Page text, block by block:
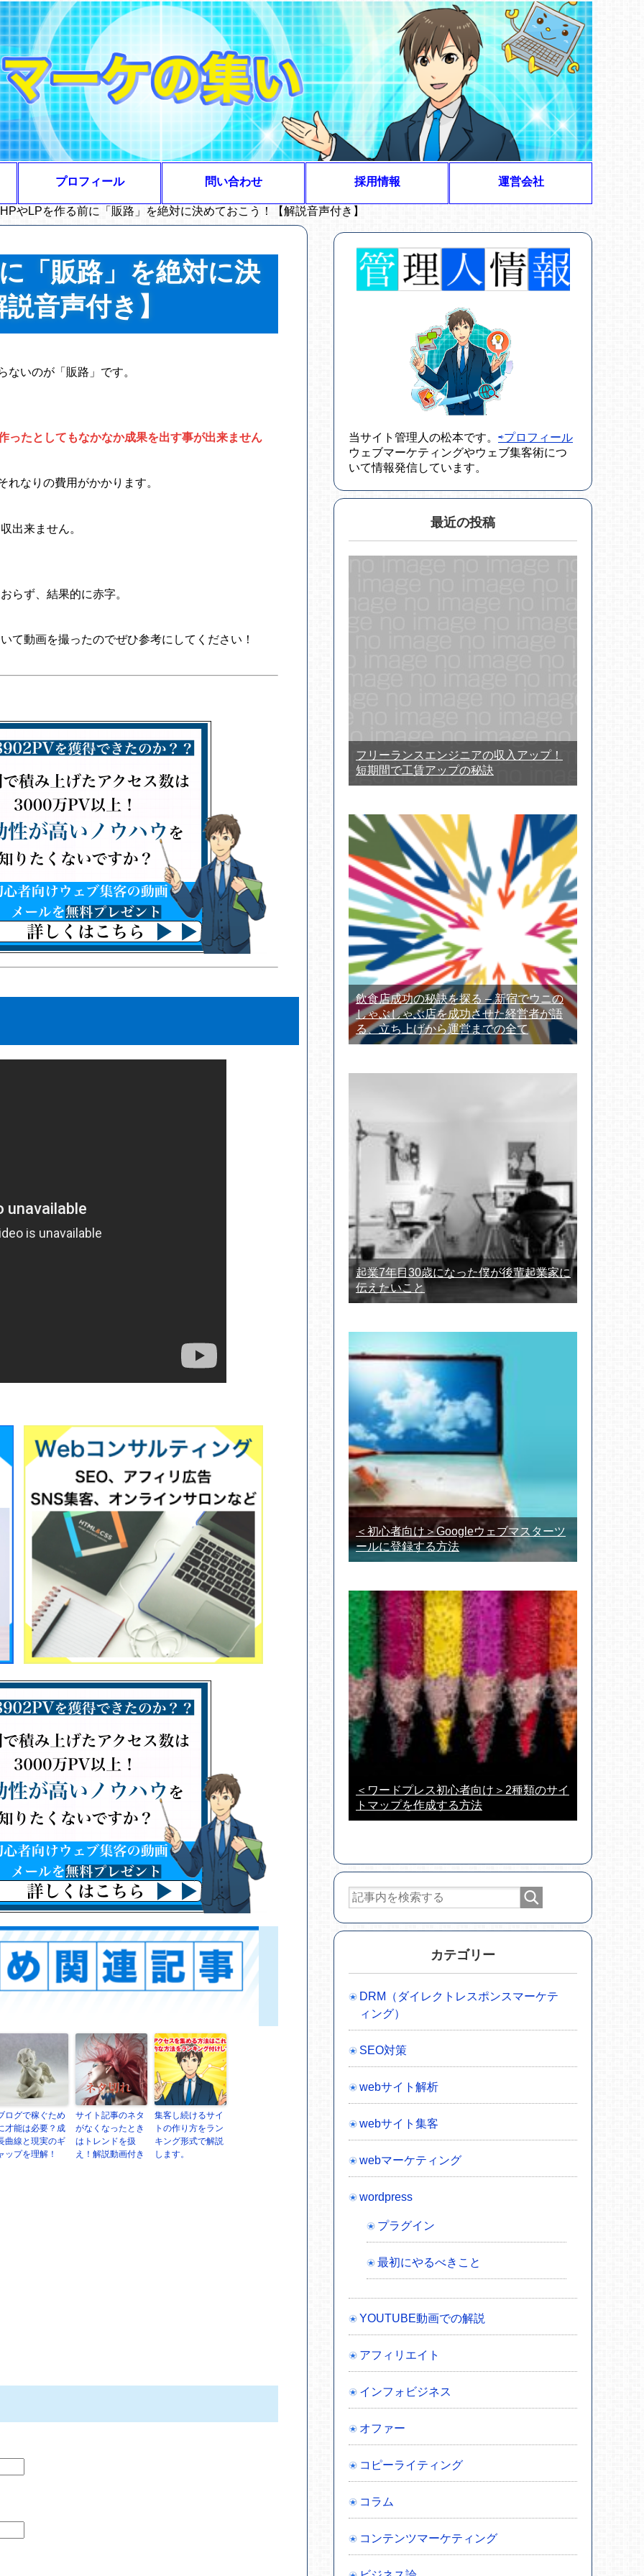
プロフィール 問い合わせ 採用情報 運営会社
HPやLPを作る前に「販路」を絶対に決めておこう！【解説音声付き】
「販路」を絶対に決
音声付き】
いのが「販路」です。
ったとしてもなかなか成果を出す事が出来ません
なりの費用がかかります。
出来ません。
らず、結果的に赤字。
て動画を撮ったのでぜひ参考にしてください！
ログで稼ぐため
才能は必要？成
曲線と現実のギ
ップを理解！
サイト記事のネタ
がなくなったとき
はトレンドを扱
え！解説動画付き
集客し続けるサイ
トの作り方をラン
キング形式で解説
します。
当サイト管理人の松本です。 ⇨プロフィール
ウェブマーケティングやウェブ集客術につ
いて情報発信しています。
最近の投稿
フリーランスエンジニアの収入アップ！
短期間で工賃アップの秘訣
飲食店成功の秘訣を探る – 新宿でウニの
しゃぶしゃぶ店を成功させた経営者が語
る、立ち上げから運営までの全て
起業7年目30歳になった僕が後輩起業家に
伝えたいこと
＜初心者向け＞Googleウェブマスターツ
ールに登録する方法
＜ワードプレス初心者向け＞2種類のサイ
トマップを作成する方法
カテゴリー
DRM（ダイレクトレスポンスマーケテ
ィング）
SEO対策
webサイト解析
webサイト集客
webマーケティング
wordpress
プラグイン
最初にやるべきこと
YOUTUBE動画での解説
アフィリエイト
インフォビジネス
オファー
コピーライティング
コラム
コンテンツマーケティング